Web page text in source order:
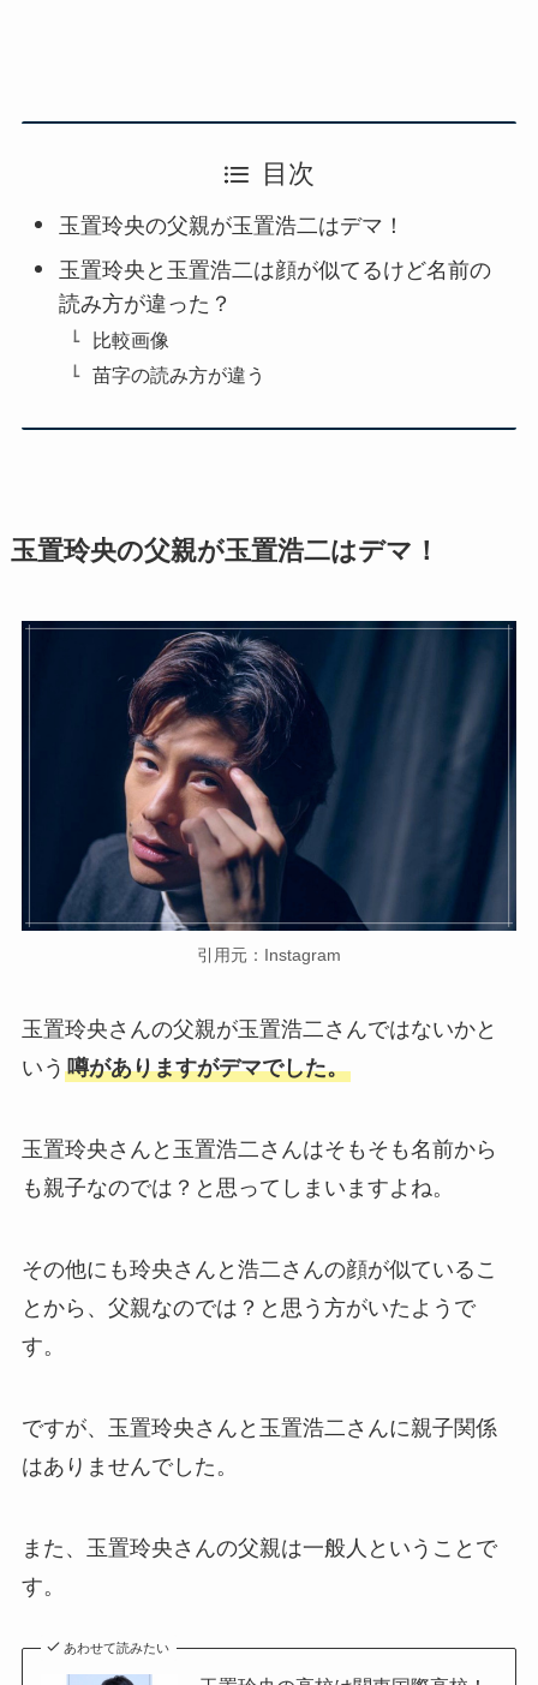
目次
玉置玲央の父親が玉置浩二はデマ！
玉置玲央と玉置浩二は顔が似てるけど名前の
読み方が違った？
比較画像
苗字の読み方が違う
玉置玲央の父親が玉置浩二はデマ！
引用元：Instagram
玉置玲央さんの父親が玉置浩二さんではないかと
いう 噂がありますがデマでした。
玉置玲央さんと玉置浩二さんはそもそも名前から
も親子なのでは？と思ってしまいますよね。
その他にも玲央さんと浩二さんの顔が似ているこ
とから、父親なのでは？と思う方がいたようで
す。
ですが、玉置玲央さんと玉置浩二さんに親子関係
はありませんでした。
また、玉置玲央さんの父親は一般人ということで
す。
あわせて読みたい